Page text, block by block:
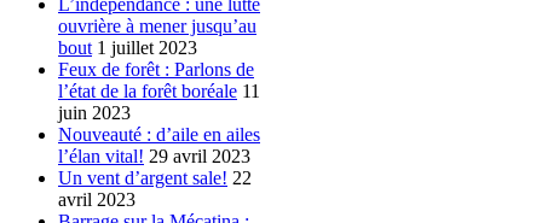
L’indépendance : une lutte
ouvrière à mener jusqu’au
bout 1 juillet 2023
Feux de forêt : Parlons de
l’état de la forêt boréale 11
juin 2023
Nouveauté : d’aile en ailes
l’élan vital! 29 avril 2023
Un vent d’argent sale! 22
avril 2023